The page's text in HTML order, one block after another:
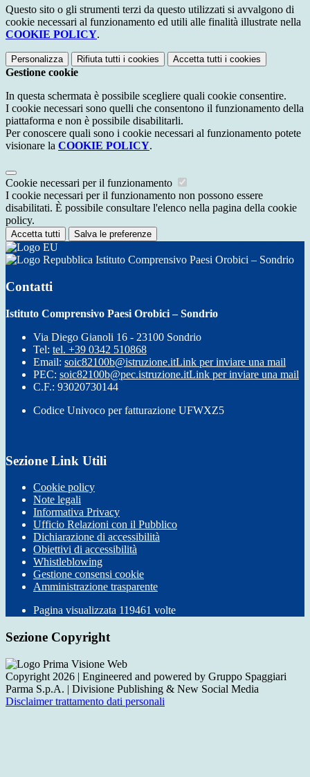
Questo sito o gli strumenti terzi da questo utilizzati si avvalgono di
cookie necessari al funzionamento ed utili alle finalità illustrate nella
COOKIE POLICY.
Personalizza Rifiuta tutti i cookies Accetta tutti i cookies
Gestione cookie
In questa schermata è possibile scegliere quali cookie consentire.
I cookie necessari sono quelli che consentono il funzionamento della
piattaforma e non è possibile disabilitarli.
Per conoscere quali sono i cookie necessari al funzionamento potete
visionare la COOKIE POLICY.
Cookie necessari per il funzionamento
I cookie necessari per il funzionamento non possono essere
disabilitati. È possibile consultare l'elenco nella pagina della cookie
policy.
Accetta tutti Salva le preferenze
Istituto Comprensivo Paesi Orobici – Sondrio
Contatti
Istituto Comprensivo Paesi Orobici – Sondrio
Via Diego Gianoli 16 - 23100 Sondrio
Tel: tel. +39 0342 510868
Email: soic82100b@istruzione.itLink per inviare una mail
PEC: soic82100b@pec.istruzione.itLink per inviare una mail
C.F.: 93020730144
Codice Univoco per fatturazione UFWXZ5
Sezione Link Utili
Cookie policy
Note legali
Informativa Privacy
Ufficio Relazioni con il Pubblico
Dichiarazione di accessibilità
Obiettivi di accessibilità
Whistleblowing
Gestione consensi cookie
Amministrazione trasparente
Pagina visualizzata 119461 volte
Sezione Copyright
Copyright 2026 | Engineered and powered by Gruppo Spaggiari
Parma S.p.A. | Divisione Publishing & New Social Media
Disclaimer trattamento dati personali